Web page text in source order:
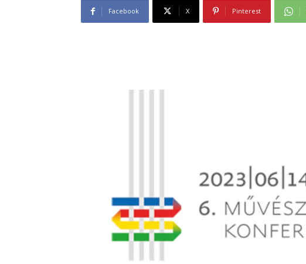
Facebook X Pinterest